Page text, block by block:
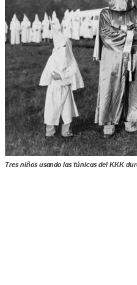
Tres niños usando las túnicas del KKK